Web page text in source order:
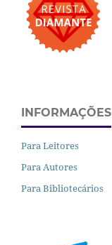
INFORMAÇÕES
Para Leitores
Para Autores
Para Bibliotecários